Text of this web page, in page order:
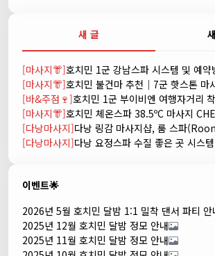
새 글
[마사지👘]
[마사지👘]
[바&주점🍷]
[마사지👘]
[다낭마사지]
[다낭마사지]
이벤트🌟
2026년 5월 호치민 달밤 1:1 밀착 댄서 파티 안
2025년 12월 호치민 달밤 정모 안내
2025년 11월 호치민 달밤 정모 안내